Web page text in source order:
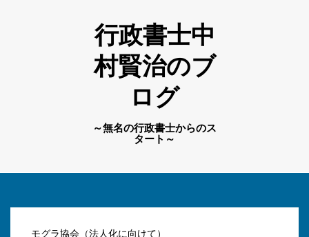
行政書士中
村賢治のブ
ログ
～無名の行政書士からのス
タート～
モグラ協会（法人化に向けて）